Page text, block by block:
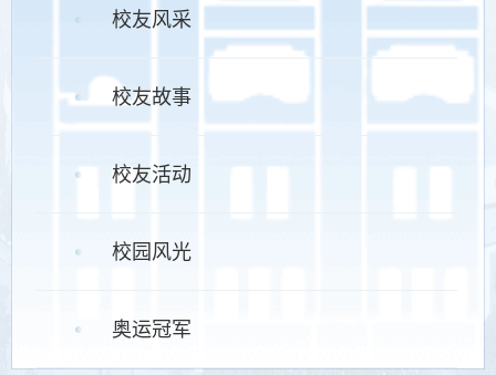
校友风采
校友故事
校友活动
校园风光
奥运冠军